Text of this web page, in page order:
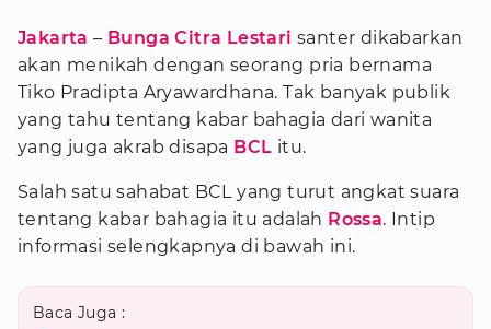
Jakarta – Bunga Citra Lestari santer dikabarkan
akan menikah dengan seorang pria bernama
Tiko Pradipta Aryawardhana. Tak banyak publik
yang tahu tentang kabar bahagia dari wanita
yang juga akrab disapa BCL itu.
Salah satu sahabat BCL yang turut angkat suara
tentang kabar bahagia itu adalah Rossa. Intip
informasi selengkapnya di bawah ini.
Baca Juga :